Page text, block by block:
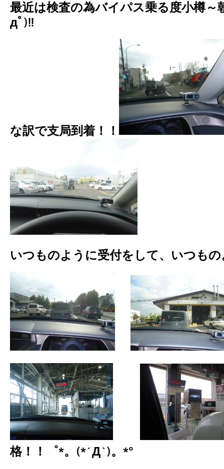
最近は検査の為バイパス乗る度小樽
дﾟ)!!
な訳で支局到着！！
いつものように受付をして、いつも
格！！゜*。(*´Д`)。*°